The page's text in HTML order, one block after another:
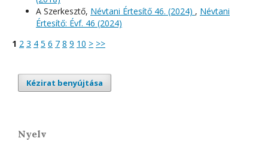
A Szerkesztő, Névtani Értesítő 46. (2024) , Névtani
Értesítő: Évf. 46 (2024)
1 2 3 4 5 6 7 8 9 10 > >>
Kézirat benyújtása
Nyelv